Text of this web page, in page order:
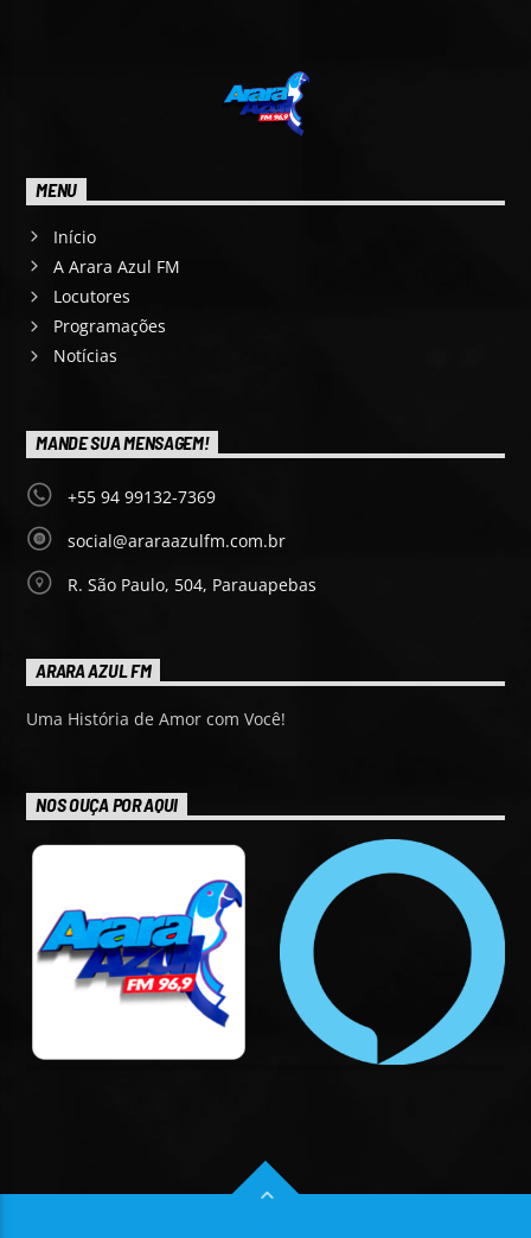
MENU
Início
A Arara Azul FM
Locutores
Programações
Notícias
MANDE SUA MENSAGEM!
+55 94 99132-7369
social@araraazulfm.com.br
R. São Paulo, 504, Parauapebas
ARARA AZUL FM
Uma História de Amor com Você!
NOS OUÇA POR AQUI